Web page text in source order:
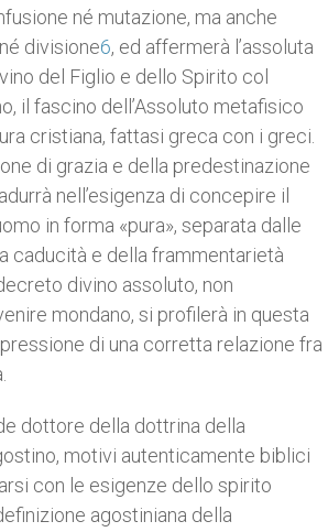
né mutazione, ma anche
divisione6, ed affermerà l’assoluta
del Figlio e dello Spirito col
il fascino dell’Assoluto metafisico
cristiana, fattasi greca con i greci.
di grazia e della predestinazione
nell’esigenza di concepire il
in forma «pura», separata dalle
caducità e della frammentarietà
divino assoluto, non
mondano, si profilerà in questa
di una corretta relazione fra
dottore della dottrina della
motivi autenticamente biblici
con le esigenze dello spirito
agostiniana della